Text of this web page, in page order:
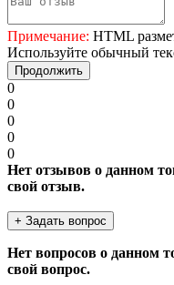
Примечание: HTML
Используйте обычный
Продолжить
0
0
0
0
0
Нет отзывов о данном
свой отзыв.
+ Задать вопрос
Нет вопросов о данном
свой вопрос.